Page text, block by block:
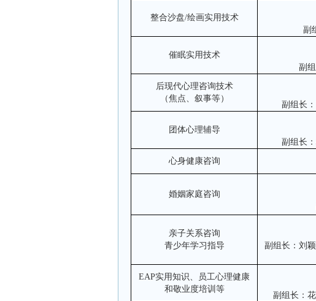
整合沙盘/绘画实用技术
副
催眠实用技术
副
后现代心理咨询技术
（焦点、叙事等）
副组长
团体心理辅导
副组长
心身健康咨询
婚姻家庭咨询
亲子关系咨询
青少年学习指导
副组长：刘
EAP实用知识、员工心理健康
和敬业度培训等
副组长：